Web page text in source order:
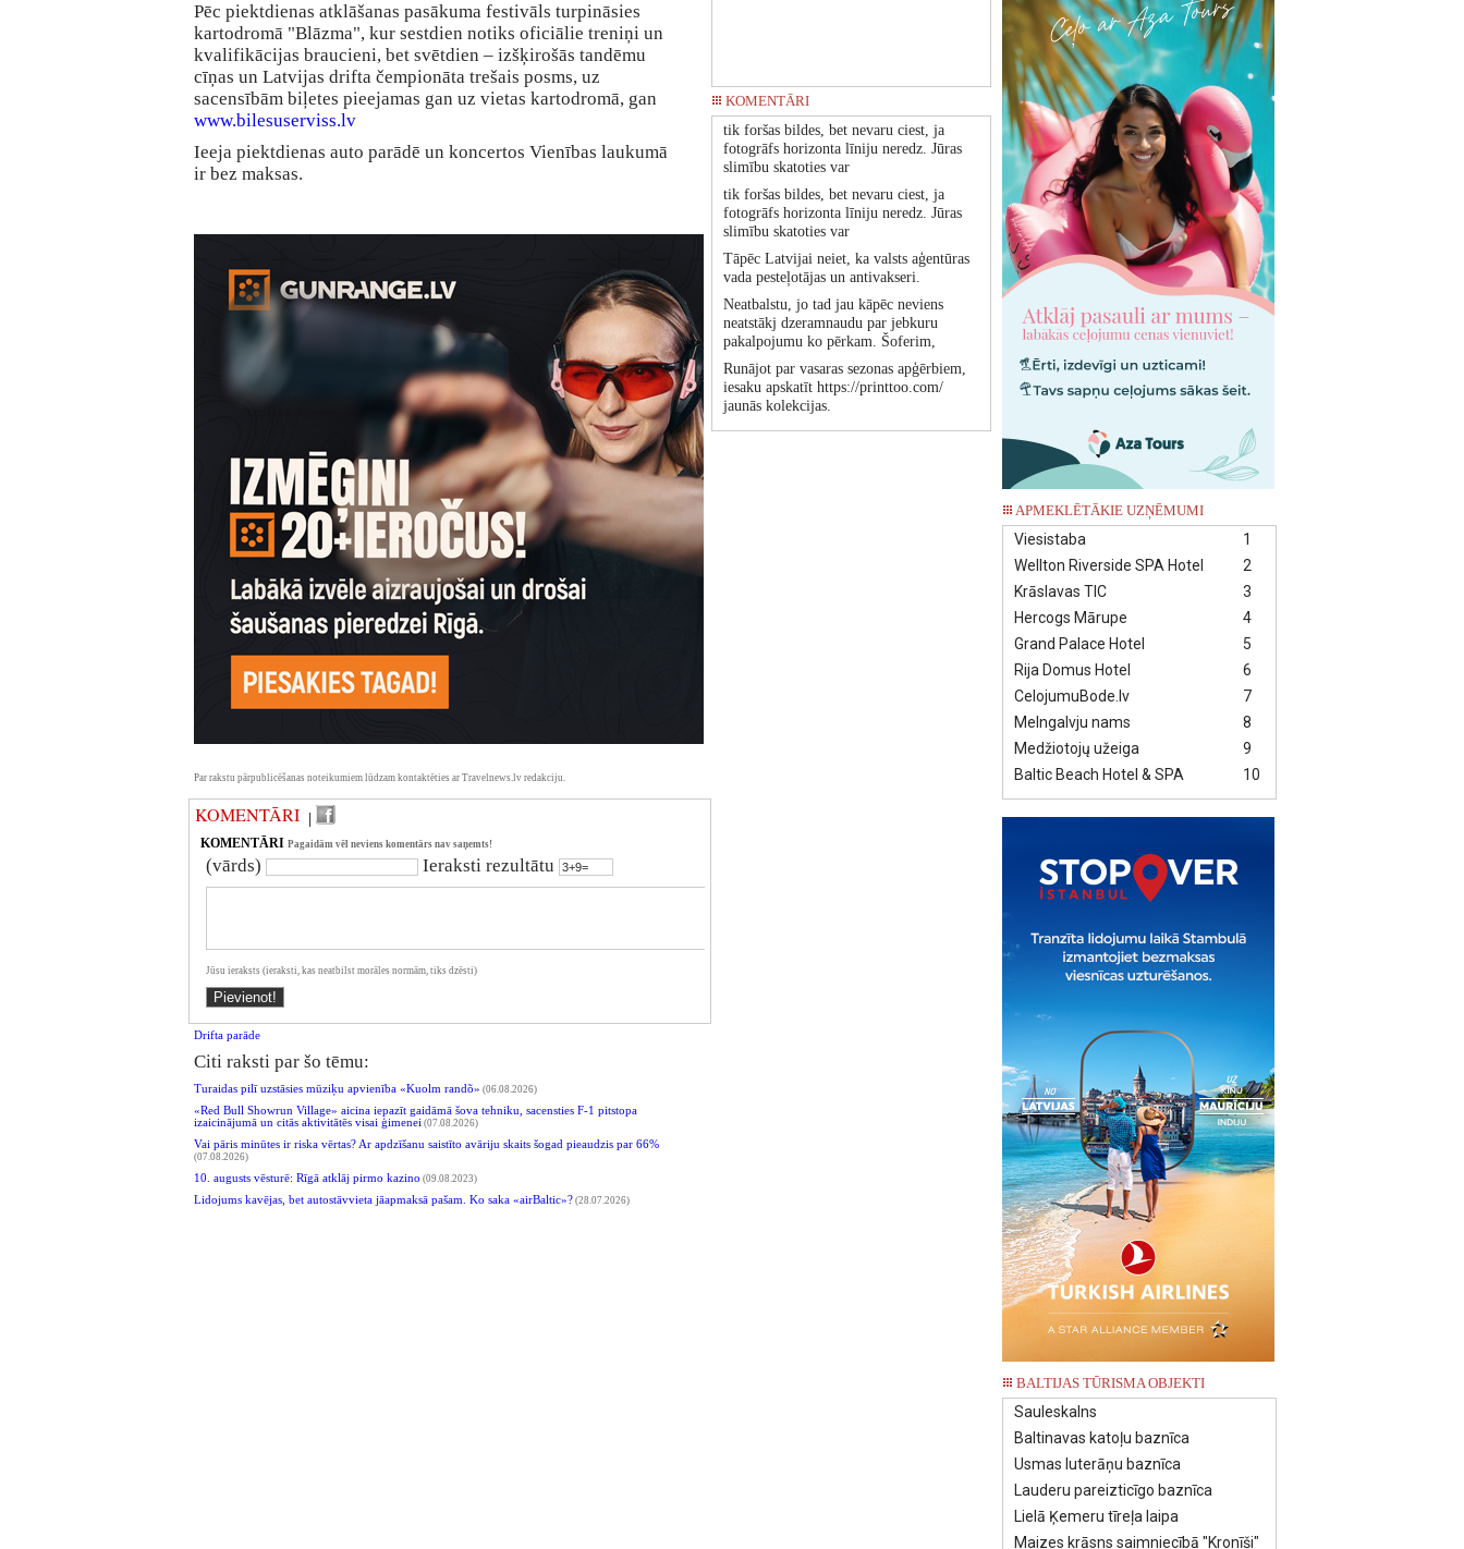
Pēc piektdienas atklāšanas pasākuma festivāls turpināsies
kartodromā "Blāzma", kur sestdien notiks oficiālie treniņi un
kvalifikācijas braucieni, bet svētdien – izšķirošās tandēmu
cīņas un Latvijas drifta čempionāta trešais posms, uz
sacensībām biļetes pieejamas gan uz vietas kartodromā, gan
www.bilesuserviss.lv
Ieeja piektdienas auto parādē un koncertos Vienības laukumā
ir bez maksas.
Par rakstu pārpublicēšanas noteikumiem lūdzam kontaktēties ar Travelnews.lv redakciju.
KOMENTĀRI |
KOMENTĀRI Pagaidām vēl neviens komentārs nav saņemts!
(vārds) Ieraksti rezultātu
Jūsu ieraksts (ieraksti, kas neatbilst morāles normām, tiks dzēsti)
Drifta parāde
Citi raksti par šo tēmu:
Turaidas pilī uzstāsies mūziķu apvienība «Kuolm randõ» (06.08.2026)
«Red Bull Showrun Village» aicina iepazīt gaidāmā šova tehniku, sacensties F-1 pitstopa
izaicinājumā un citās aktivitātēs visai ģimenei (07.08.2026)
Vai pāris minūtes ir riska vērtas? Ar apdzīšanu saistīto avāriju skaits šogad pieaudzis par 66%
(07.08.2026)
10. augusts vēsturē: Rīgā atklāj pirmo kazino (09.08.2023)
Lidojums kavējas, bet autostāvvieta jāapmaksā pašam. Ko saka «airBaltic»? (28.07.2026)
KOMENTĀRI
tik foršas bildes, bet nevaru ciest, ja
fotogrāfs horizonta līniju neredz. Jūras
slimību skatoties var
tik foršas bildes, bet nevaru ciest, ja
fotogrāfs horizonta līniju neredz. Jūras
slimību skatoties var
Tāpēc Latvijai neiet, ka valsts aģentūras
vada pesteļotājas un antivakseri.
Neatbalstu, jo tad jau kāpēc neviens
neatstākj dzeramnaudu par jebkuru
pakalpojumu ko pērkam. Šoferim,
Runājot par vasaras sezonas apģērbiem,
iesaku apskatīt https://printtoo.com/
jaunās kolekcijas.
APMEKLĒTĀKIE UZŅĒMUMI
1
Viesistaba
2
Wellton Riverside SPA Hotel
3
Krāslavas TIC
4
Hercogs Mārupe
5
Grand Palace Hotel
6
Rija Domus Hotel
7
CelojumuBode.lv
8
Melngalvju nams
9
Medžiotojų užeiga
10
Baltic Beach Hotel & SPA
BALTIJAS TŪRISMA OBJEKTI
Sauleskalns
Baltinavas katoļu baznīca
Usmas luterāņu baznīca
Lauderu pareizticīgo baznīca
Lielā Ķemeru tīreļa laipa
Maizes krāsns saimniecībā "Kronīši"